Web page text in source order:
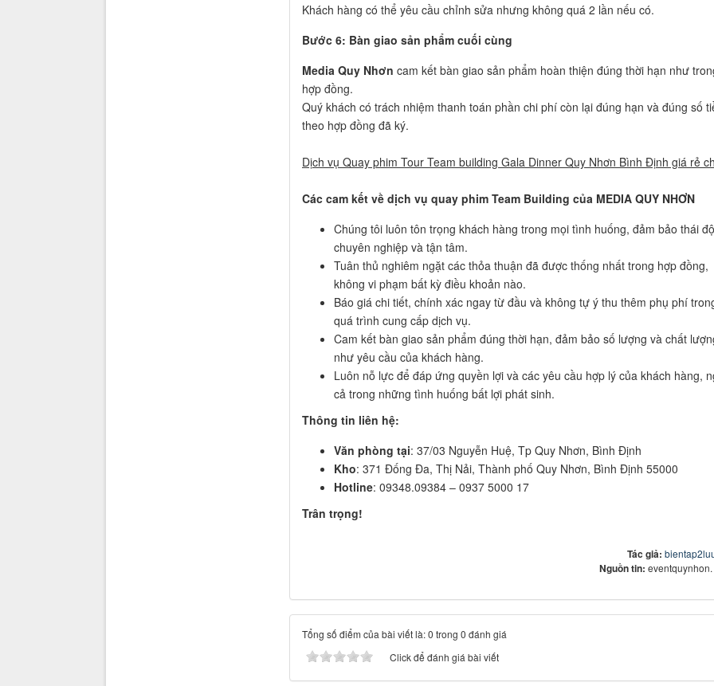
Khách hàng có thể yêu cầu chỉnh sửa nhưng không quá 2 lần nếu có.
Bước 6: Bàn giao sản phẩm cuối cùng
Media Quy Nhơn cam kết bàn giao sản phẩm hoàn thiện đúng thời hạn như
hợp đồng.
Quý khách có trách nhiệm thanh toán phần chi phí còn lại đúng hạn và đúng số
theo hợp đồng đã ký.
Dịch vụ Quay phim Tour Team building Gala Dinner Quy Nhơn Bình Định giá rẻ
Các cam kết về dịch vụ quay phim Team Building của MEDIA QUY NHƠN
Chúng tôi luôn tôn trọng khách hàng trong mọi tình huống, đảm bảo thái độ
chuyên nghiệp và tận tâm.
Tuân thủ nghiêm ngặt các thỏa thuận đã được thống nhất trong hợp đồng,
không vi phạm bất kỳ điều khoản nào.
Báo giá chi tiết, chính xác ngay từ đầu và không tự ý thu thêm phụ phí
quá trình cung cấp dịch vụ.
Cam kết bàn giao sản phẩm đúng thời hạn, đảm bảo số lượng và chất
như yêu cầu của khách hàng.
Luôn nỗ lực để đáp ứng quyền lợi và các yêu cầu hợp lý của khách hàng,
cả trong những tình huống bất lợi phát sinh.
Thông tin liên hệ:
Văn phòng tại: 37/03 Nguyễn Huệ, Tp Quy Nhơn, Bình Định
Kho: 371 Đống Đa, Thị Nải, Thành phố Quy Nhơn, Bình Định 55000
Hotline: 09348.09384 – 0937 5000 17
Trân trọng!
Tác giả:
Nguồn tin:
Tổng số điểm của bài viết là: 0 trong 0 đánh giá
Click để đánh giá bài viết